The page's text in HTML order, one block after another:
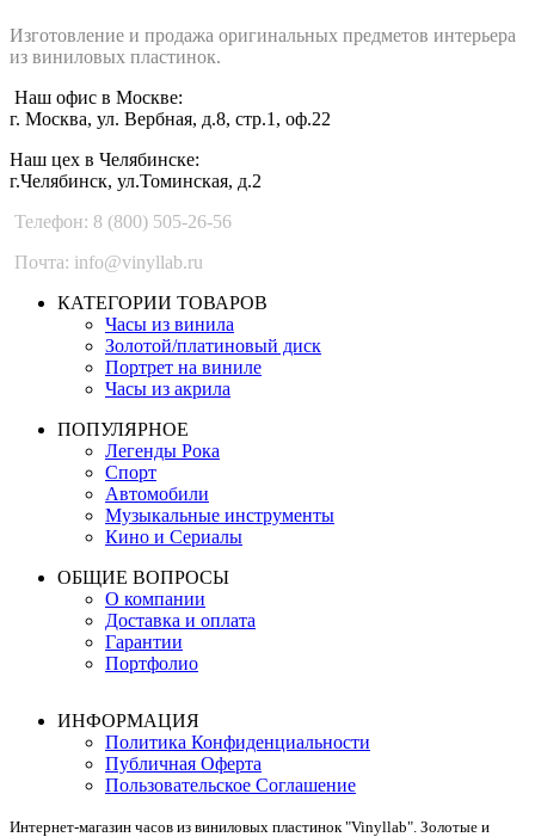
Изготовление и продажа оригинальных предметов интерьера
из виниловых пластинок.
Наш офис в Москве:
г. Москва, ул. Вербная, д.8, стр.1, оф.22
Наш цех в Челябинске:
г.Челябинск, ул.Томинская, д.2
Телефон: 8 (800) 505-26-56
Почта: info@vinyllab.ru
КАТЕГОРИИ ТОВАРОВ
Часы из винила
Золотой/платиновый диск
Портрет на виниле
Часы из акрила
ПОПУЛЯРНОЕ
Легенды Рока
Спорт
Автомобили
Музыкальные инструменты
Кино и Сериалы
ОБЩИЕ ВОПРОСЫ
О компании
Доставка и оплата
Гарантии
Портфолио
ИНФОРМАЦИЯ
Политика Конфиденциальности
Публичная Оферта
Пользовательское Соглашение
Интернет-магазин часов из виниловых пластинок "Vinyllab". Золотые и